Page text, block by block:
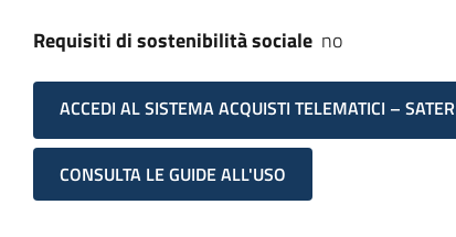
Requisiti di sostenibilità sociale no
ACCEDI AL SISTEMA ACQUISTI TELEMATICI – SATER
CONSULTA LE GUIDE ALL'USO